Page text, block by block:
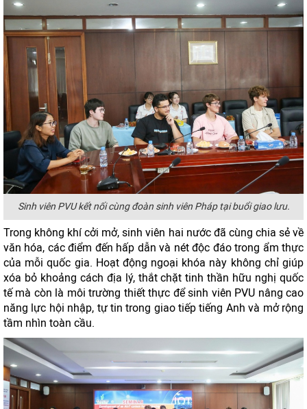
Sinh viên PVU kết nối cùng đoàn sinh viên Pháp tại buổi giao lưu.
Trong không khí cởi mở, sinh viên hai nước đã cùng chia sẻ về
văn hóa, các điểm đến hấp dẫn và nét độc đáo trong ẩm thực
của mỗi quốc gia. Hoạt động ngoại khóa này không chỉ giúp
xóa bỏ khoảng cách địa lý, thắt chặt tinh thần hữu nghị quốc
tế mà còn là môi trường thiết thực để sinh viên PVU nâng cao
năng lực hội nhập, tự tin trong giao tiếp tiếng Anh và mở rộng
tầm nhìn toàn cầu.